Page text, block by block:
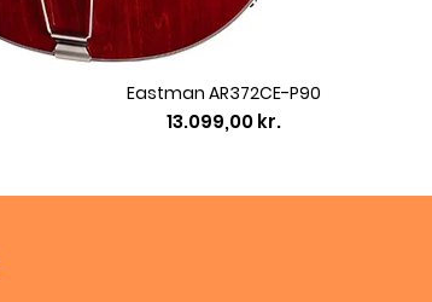
Eastman AR372CE-P90
Pris
13.099,00 kr.